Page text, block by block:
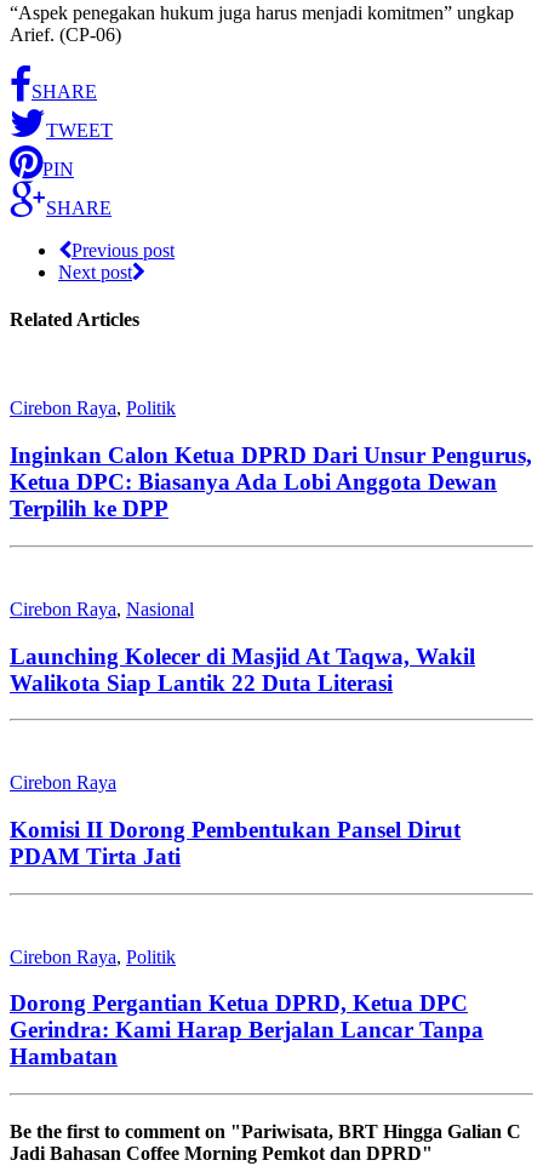
“Aspek penegakan hukum juga harus menjadi komitmen” ungkap
Arief. (CP-06)
SHARE
TWEET
PIN
SHARE
Previous post
Next post
Related Articles
Cirebon Raya, Politik
Inginkan Calon Ketua DPRD Dari Unsur Pengurus,
Ketua DPC: Biasanya Ada Lobi Anggota Dewan
Terpilih ke DPP
Cirebon Raya, Nasional
Launching Kolecer di Masjid At Taqwa, Wakil
Walikota Siap Lantik 22 Duta Literasi
Cirebon Raya
Komisi II Dorong Pembentukan Pansel Dirut
PDAM Tirta Jati
Cirebon Raya, Politik
Dorong Pergantian Ketua DPRD, Ketua DPC
Gerindra: Kami Harap Berjalan Lancar Tanpa
Hambatan
Be the first to comment on "Pariwisata, BRT Hingga Galian C
Jadi Bahasan Coffee Morning Pemkot dan DPRD"